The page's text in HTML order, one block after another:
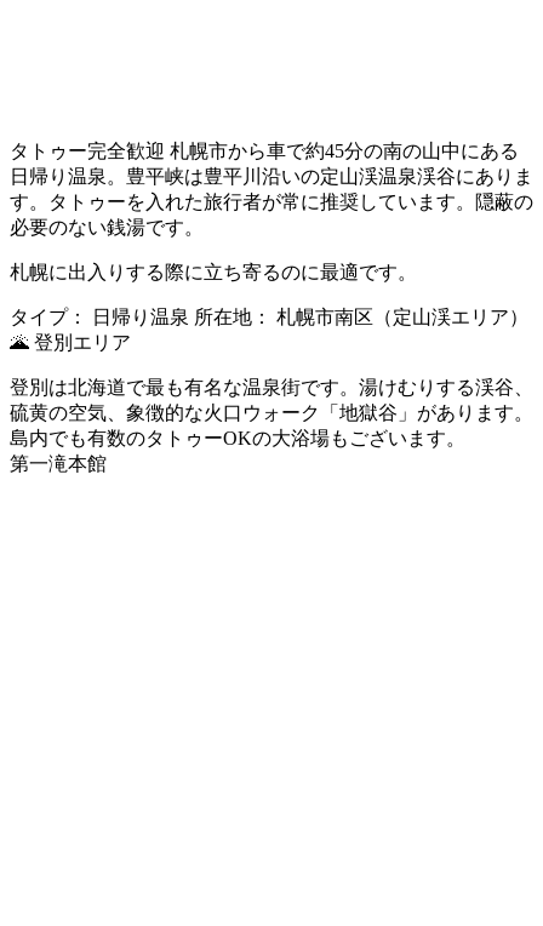
タトゥー完全歓迎 札幌市から車で約45分の南の山中にある
日帰り温泉。豊平峡は豊平川沿いの定山渓温泉渓谷にありま
す。タトゥーを入れた旅行者が常に推奨しています。隠蔽の
必要のない銭湯です。
札幌に出入りする際に立ち寄るのに最適です。
タイプ： 日帰り温泉 所在地：
札幌市南区（定山渓エリア）
🌋 登別エリア
登別は北海道で最も有名な温泉街です。湯けむりする渓谷、
硫黄の空気、象徴的な火口ウォーク「地獄谷」があります。
島内でも有数のタトゥーOKの大浴場もございます。
第一滝本館